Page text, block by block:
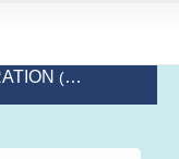
(dernière mise à jour le 2023-02-13)